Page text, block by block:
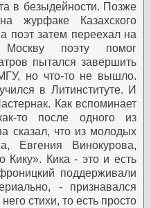
в безыдейности. Позже
журфаке Казахского
поэт затем переехал на
поэту помог
пытался завершить
но что-то не вышло.
в Литинституте. И
Как вспоминает
то после одного из
сказал, что из молодых
Евгения Винокурова,
Кику». Кика - это и есть
поддерживали
- признавался
стихи, то есть просто